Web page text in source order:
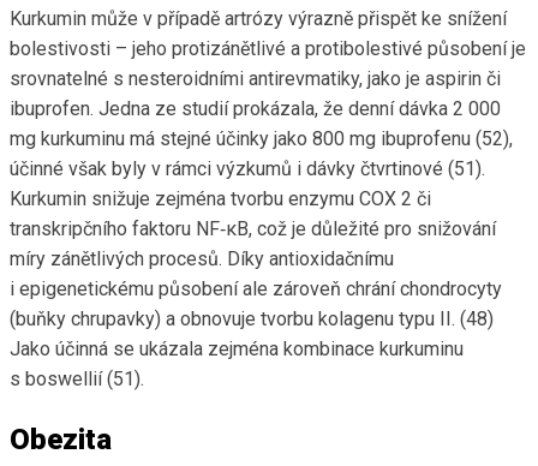
Kurkumin může v případě artrózy výrazně přispět ke snížení
bolestivosti – jeho protizánětlivé a protibolestivé působení je
srovnatelné s nesteroidními antirevmatiky, jako je aspirin či
ibuprofen. Jedna ze studií prokázala, že denní dávka 2 000
mg kurkuminu má stejné účinky jako 800 mg ibuprofenu (52),
účinné však byly v rámci výzkumů i dávky čtvrtinové (51).
Kurkumin snižuje zejména tvorbu enzymu COX 2 či
transkripčního faktoru NF‑κB, což je důležité pro snižování
míry zánětlivých procesů. Díky antioxidačnímu
i epigenetickému působení ale zároveň chrání chondrocyty
(buňky chrupavky) a obnovuje tvorbu kolagenu typu II. (48)
Jako účinná se ukázala zejména kombinace kurkuminu
s boswellií (51).
Obezita